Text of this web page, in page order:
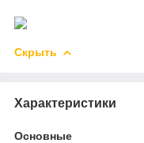
Скрыть
Характеристики
Основные